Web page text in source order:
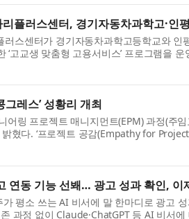
플러스센터, 경기자동차과학고·인
러스센터가 경기자동차과학고등학교와
‘고교생 맞춤형 고용서비스’ 프로그램을
레스’ 성황리 개최
링 프로젝트 매니지먼트(EPM) 과정(주
혔다. ‘프로젝트 공감(Empathy for
연동 기능 선봬… 광고 성과 확인, 이
평소 쓰는 AI 비서에 말 한마디로 광고
과정 없이 Claude·ChatGPT 등 AI 비서